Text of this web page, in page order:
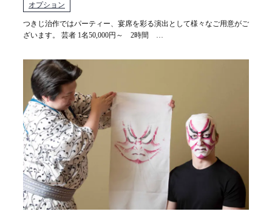
オプション
つきじ治作ではパーティー、宴席を彩る演出として様々なご用意がご
ざいます。 芸者 1名50,000円～ 2時間 …